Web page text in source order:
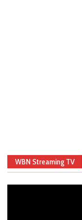
WBN Streaming TV